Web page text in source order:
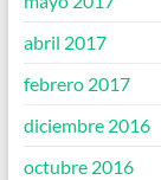
abril 2017
febrero 2017
diciembre 2016
octubre 2016